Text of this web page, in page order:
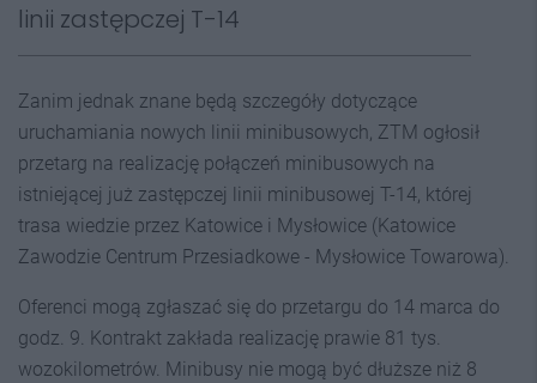
linii zastępczej T-14
Zanim jednak znane będą szczegóły dotyczące
uruchamiania nowych linii minibusowych, ZTM ogłosił
przetarg na realizację połączeń minibusowych na
istniejącej już zastępczej linii minibusowej T-14, której
trasa wiedzie przez Katowice i Mysłowice (Katowice
Zawodzie Centrum Przesiadkowe - Mysłowice Towarowa).
Oferenci mogą zgłaszać się do przetargu do 14 marca do
godz. 9. Kontrakt zakłada realizację prawie 81 tys.
wozokilometrów. Minibusy nie mogą być dłuższe niż 8